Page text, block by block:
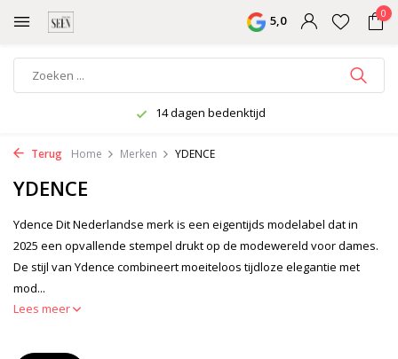
5,0 0
14 dagen bedenktijd
Terug Home Merken YDENCE
YDENCE
Ydence Dit Nederlandse merk is een eigentijds modelabel dat in
2025 een opvallende stempel drukt op de modewereld voor dames.
De stijl van Ydence combineert moeiteloos tijdloze elegantie met
mod...
Lees meer